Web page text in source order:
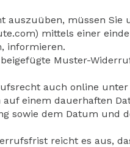
müssen Sie
mittels einer
informieren.
Muster-
auch online unter
einem dauerhaften
sowie dem Datum und
reicht es aus,